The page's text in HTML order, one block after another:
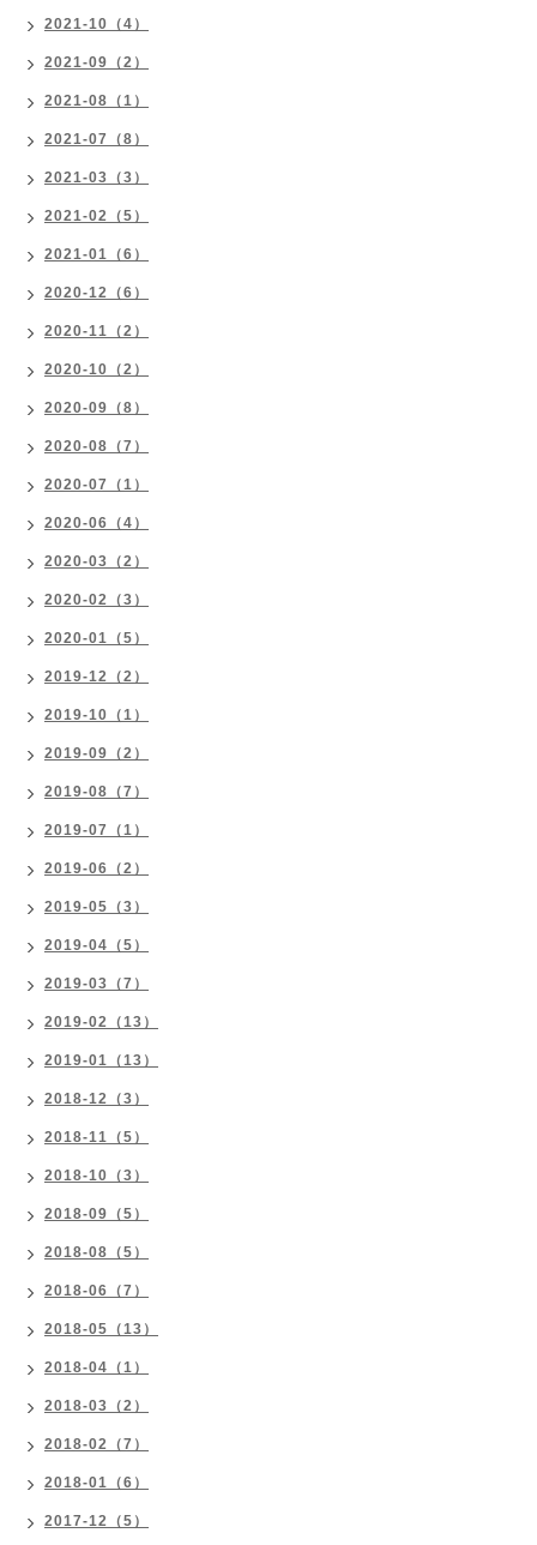
2021-10（4）
2021-09（2）
2021-08（1）
2021-07（8）
2021-03（3）
2021-02（5）
2021-01（6）
2020-12（6）
2020-11（2）
2020-10（2）
2020-09（8）
2020-08（7）
2020-07（1）
2020-06（4）
2020-03（2）
2020-02（3）
2020-01（5）
2019-12（2）
2019-10（1）
2019-09（2）
2019-08（7）
2019-07（1）
2019-06（2）
2019-05（3）
2019-04（5）
2019-03（7）
2019-02（13）
2019-01（13）
2018-12（3）
2018-11（5）
2018-10（3）
2018-09（5）
2018-08（5）
2018-06（7）
2018-05（13）
2018-04（1）
2018-03（2）
2018-02（7）
2018-01（6）
2017-12（5）